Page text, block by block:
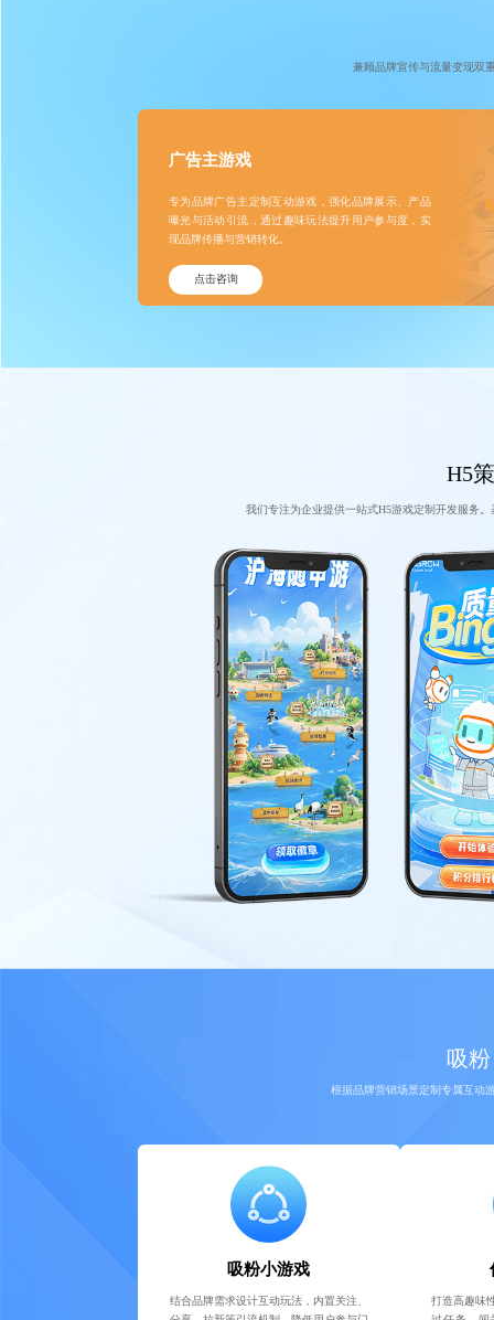
兼顾品牌宣传与流量变现双
广告主游戏
专为品牌广告主定制互动游戏，强化品牌展示、产品
曝光与活动引流，通过趣味玩法提升用户参与度，实
现品牌传播与营销转化。
点击咨询
H5
我们专注为企业提供一站式H5游戏定制开发服务
吸
根据品牌营销场景定制专属互动
吸粉小游戏
结合品牌需求设计互动玩法，内置关注、
打造高趣味